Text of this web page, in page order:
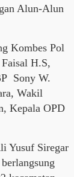
Alun-Alun
Kombes Pol
H.S,
Sony W.
Wakil
Kepala OPD
Yusuf Siregar